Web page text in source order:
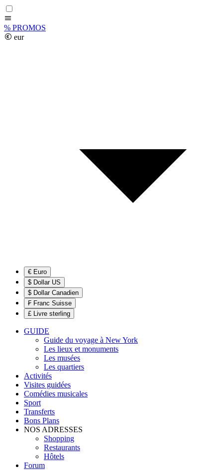
% PROMOS
eur
€ Euro
$ Dollar US
$ Dollar Canadien
₣ Franc Suisse
£ Livre sterling
GUIDE
Guide du voyage à New York
Les lieux et monuments
Les musées
Les quartiers
Activités
Visites guidées
Comédies musicales
Sport
Transferts
Bons Plans
NOS ADRESSES
Shopping
Restaurants
Hôtels
Forum